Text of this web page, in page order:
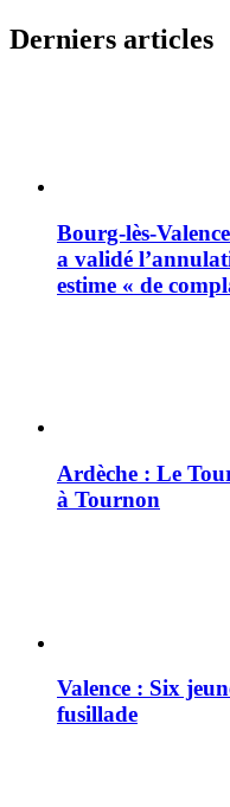
Derniers articles
Bourg-lès-
a validé
estime « de
Ardèche : Le
à Tournon
Valence : Six
fusillade